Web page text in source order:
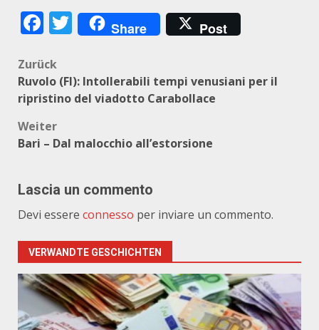
Facebook
Twitter
Share Post
Beitragsnavigation
Zurück
Ruvolo (FI): Intollerabili tempi venusiani per il
ripristino del viadotto Carabollace
Weiter
Bari – Dal malocchio all’estorsione
Lascia un commento
Devi essere connesso per inviare un commento.
VERWANDTE GESCHICHTEN